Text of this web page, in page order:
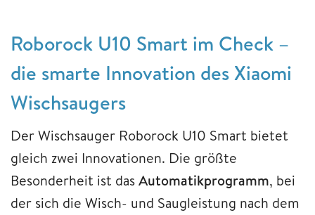
Roborock U10 Smart im Check –
die smarte Innovation des Xiaomi
Wischsaugers
Der Wischsauger Roborock U10 Smart bietet
gleich zwei Innovationen. Die größte
Besonderheit ist dasAutomatikprogramm, bei
der sich die Wisch- und Saugleistung nach dem